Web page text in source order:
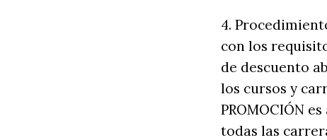
4.
con los
de descuento
los cursos y
PROMOCIÓN
todas las